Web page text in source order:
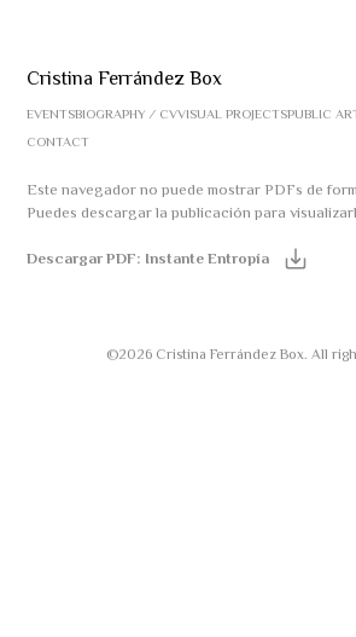
Cristina Ferrández Box
EVENTSBIOGRAPHY ⁄ CVVISUAL PROJECTSPUBLIC
CONTACT
Este navegador no puede mostrar PDFs de
Puedes descargar la publicación para
Descargar PDF: Instante Entropía
©2026 Cristina Ferrández Box. All